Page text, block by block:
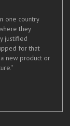
one country
they
justified
for that
new product or